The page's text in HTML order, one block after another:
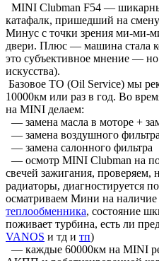
MINI Clubman F54 —
катафалк, пришедший на
Минус с точки зрения ми-ми-
двери. Плюс — машина стала
это субъективное мнение —
искусства).
Базовое ТО (Oil Service) мы
10000км или раз в год. Во
на MINI делаем:
— замена масла в моторе +
— замена воздушного
— замена салонного фильтра
— осмотр MINI Clubman на
свечей зажигания,
радиаторы, диагностируется
осматриваем Мини на
теплообменника, состояние
поживает турбина, есть ли
VANOS и тд и тп)
— каждые 60000км на MINI